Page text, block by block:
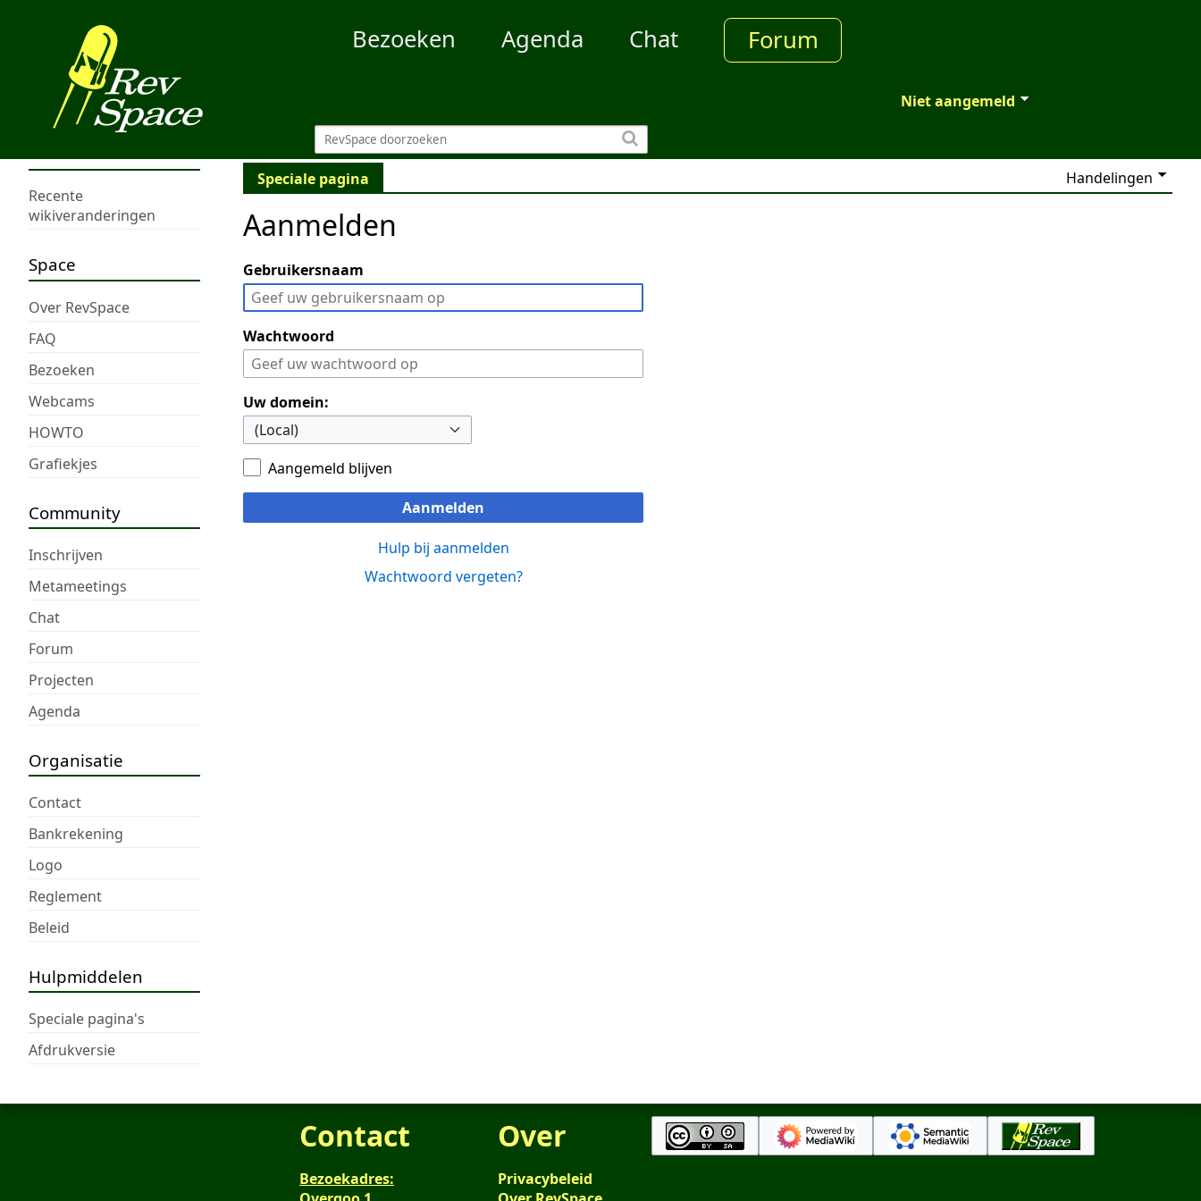
Bezoeken Agenda Chat Forum
Niet aangemeld
Recente
wikiveranderingen
Space
Over RevSpace
FAQ
Bezoeken
Webcams
HOWTO
Grafiekjes
Community
Inschrijven
Metameetings
Chat
Forum
Projecten
Agenda
Organisatie
Contact
Bankrekening
Logo
Reglement
Beleid
Hulpmiddelen
Speciale pagina's
Afdrukversie
Speciale pagina Handelingen
Aanmelden
Gebruikersnaam
Wachtwoord
Uw domein:
Aangemeld blijven
Aanmelden
Hulp bij aanmelden
Wachtwoord vergeten?
Contact
Bezoekadres:
Over
Privacybeleid